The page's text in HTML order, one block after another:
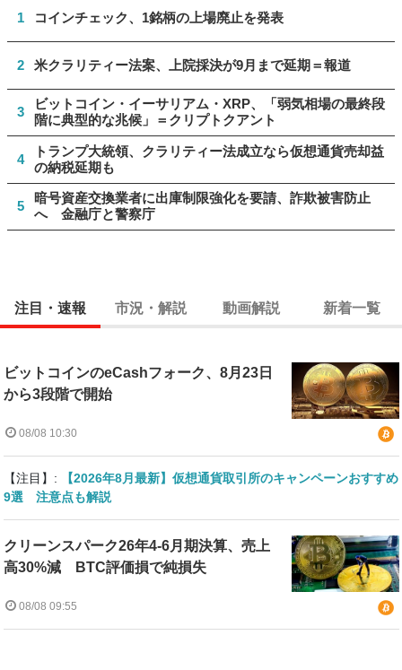
1 コインチェック、1銘柄の上場廃止を発表
2 米クラリティー法案、上院採決が9月まで延期＝報道
3
ビットコイン・イーサリアム・XRP、「弱気相場の最終段
階に典型的な兆候」＝クリプトクアント
4
トランプ大統領、クラリティー法成立なら仮想通貨売却益
の納税延期も
5
暗号資産交換業者に出庫制限強化を要請、詐欺被害防止
へ 金融庁と警察庁
注目・速報 市況・解説 動画解説 新着一覧
ビットコインのeCashフォーク、8月23日
から3段階で開始
08/08 10:30
【注目】:
【2026年8月最新】仮想通貨取引所のキャンペーンおすすめ
9選 注意点も解説
クリーンスパーク26年4-6月期決算、売上
高30%減 BTC評価損で純損失
08/08 09:55